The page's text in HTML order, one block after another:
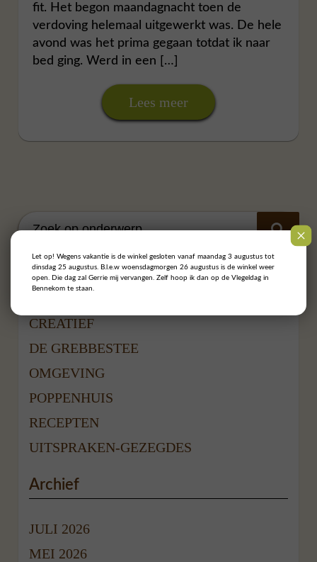
fit. Het begon maandagnacht toen de
verdoving helemaal uitgewerkt was. De hele
avond was het prima gegaan totdat ik naar
bed ging. Werd in een […]
Lees meer
Categorieën
CREATIEF
DE GREBBESTEE
OMGEVING
POPPENHUIS
RECEPTEN
UITSPRAKEN-GEZEGDES
Archief
JULI 2026
MEI 2026
Let op! Wegens vakantie is de winkel gesloten vanaf maandag 3 augustus tot
dinsdag 25 augustus. B.l.e.w woensdagmorgen 26 augustus is de winkel weer
open. Die dag zal Gerrie mij vervangen. Zelf hoop ik dan op de Vlegeldag in
Bennekom te staan.